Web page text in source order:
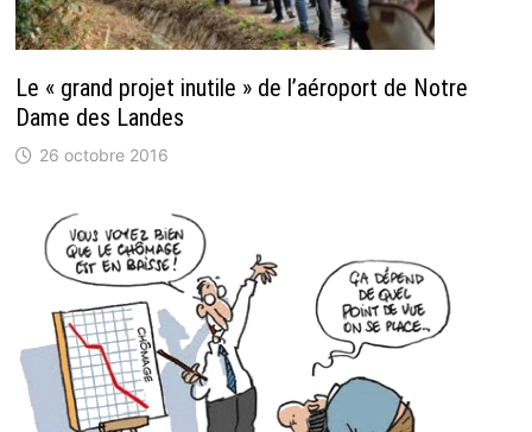
Le « grand projet inutile » de l’aéroport de Notre
Dame des Landes
26 octobre 2016